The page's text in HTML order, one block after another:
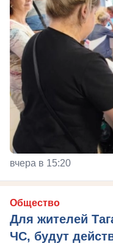
вчера в 15:20
Общество
Для жителей
ЧС, будут